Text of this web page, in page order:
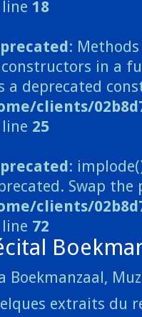
18
:
constructors in a
a deprecated
clients/
25
:
Swap the
clients/
72
Boekmanzaal,
extraits du